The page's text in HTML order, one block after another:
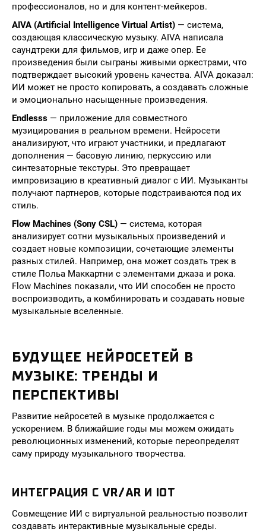
профессионалов, но и для контент-мейкеров.
AIVA (Artificial Intelligence Virtual Artist) — система,
создающая классическую музыку. AIVA написала
саундтреки для фильмов, игр и даже опер. Ее
произведения были сыграны живыми оркестрами, что
подтверждает высокий уровень качества. AIVA доказал:
ИИ может не просто копировать, а создавать сложные
и эмоционально насыщенные произведения.
Endlesss — приложение для совместного
музицирования в реальном времени. Нейросети
анализируют, что играют участники, и предлагают
дополнения — басовую линию, перкуссию или
синтезаторные текстуры. Это превращает
импровизацию в креативный диалог с ИИ. Музыканты
получают партнеров, которые подстраиваются под их
стиль.
Flow Machines (Sony CSL) — система, которая
анализирует сотни музыкальных произведений и
создает новые композиции, сочетающие элементы
разных стилей. Например, она может создать трек в
стиле Польа Маккартни с элементами джаза и рока.
Flow Machines показали, что ИИ способен не просто
воспроизводить, а комбинировать и создавать новые
музыкальные вселенные.
БУДУЩЕЕ НЕЙРОСЕТЕЙ В
МУЗЫКЕ: ТРЕНДЫ И
ПЕРСПЕКТИВЫ
Развитие нейросетей в музыке продолжается с
ускорением. В ближайшие годы мы можем ожидать
революционных изменений, которые переопределят
саму природу музыкального творчества.
ИНТЕГРАЦИЯ С VR/AR И IOT
Совмещение ИИ с виртуальной реальностью позволит
создавать интерактивные музыкальные среды.